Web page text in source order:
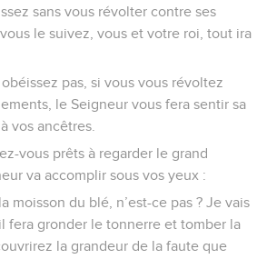
sans vous révolter contre ses
le suivez, vous et votre roi, tout ira
pas, si vous vous révoltez
le Seigneur vous fera sentir sa
vos ancêtres.
vous prêts à regarder le grand
va accomplir sous vos yeux :
moisson du blé, n’est-ce pas ? Je vais
fera gronder le tonnerre et tomber la
la grandeur de la faute que